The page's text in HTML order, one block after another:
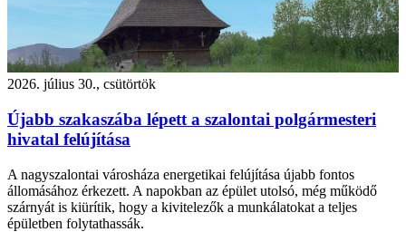
2026. július 30., csütörtök
Újabb szakaszába lépett a szalontai polgármesteri
hivatal felújítása
A nagyszalontai városháza energetikai felújítása újabb fontos
állomásához érkezett. A napokban az épület utolsó, még működő
szárnyát is kiürítik, hogy a kivitelezők a munkálatokat a teljes
épületben folytathassák.